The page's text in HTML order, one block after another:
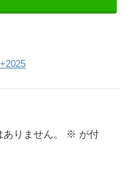
りません。 ※ が付